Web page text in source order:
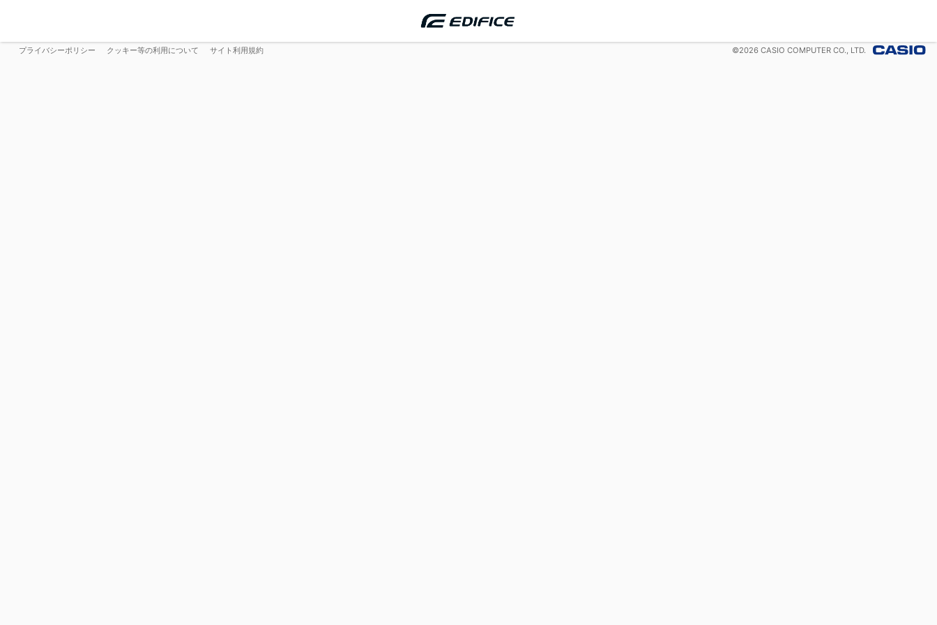
プライバシーポリシー クッキー等の利用について サイト利用規約 ©2026 CASIO COMPUTER CO., LTD.